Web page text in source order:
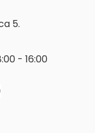
5.
- 16:00